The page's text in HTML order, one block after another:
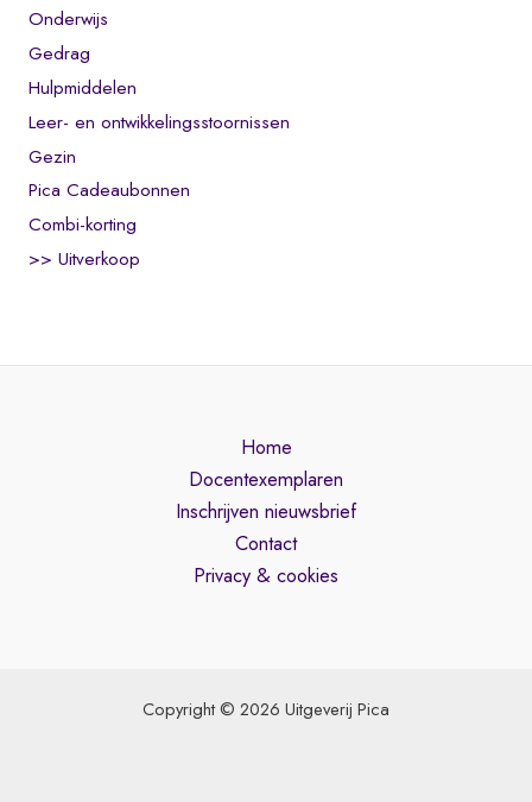
Onderwijs
Gedrag
Hulpmiddelen
Leer- en ontwikkelingsstoornissen
Gezin
Pica Cadeaubonnen
Combi-korting
>> Uitverkoop
Home
Docentexemplaren
Inschrijven nieuwsbrief
Contact
Privacy & cookies
Copyright © 2026 Uitgeverij Pica